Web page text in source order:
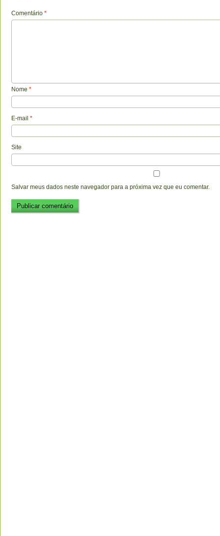
Comentário *
Nome *
E-mail *
Site
Salvar meus dados neste navegador para a próxima vez que eu comentar.